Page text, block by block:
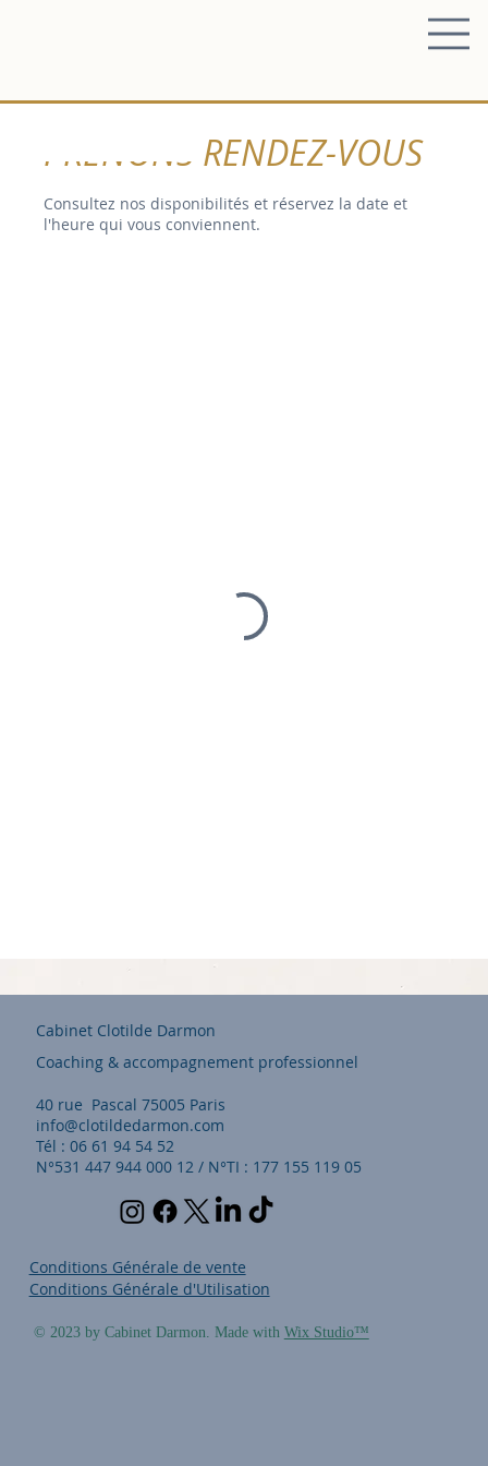
PRENONS RENDEZ-VOUS
Consultez nos disponibilités et réservez la date et
l'heure qui vous conviennent.
Cabinet Clotilde Darmon
Coaching & accompagnement professionnel
40 rue Pascal 75005 Paris
info@clotildedarmon.com
Tél : 06 61 94 54 52
N°531 447 944 000 12 / N°TI : 177 155 119 05
Conditions Générale de vente
Conditions Générale d'Utilisation
© 2023 by Cabinet Darmon. Made with Wix Studio™